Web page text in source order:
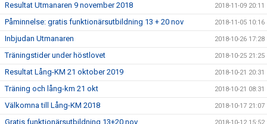
Resultat Utmanaren 9 november 2018 2018-11-09 20:11
Påminnelse: gratis funktionärsutbildning 13 + 20 nov 2018-11-05 10:16
Inbjudan Utmanaren 2018-10-26 17:28
Träningstider under höstlovet 2018-10-25 21:25
Resultat Lång-KM 21 oktober 2019 2018-10-21 20:31
Träning och lång-km 21 okt 2018-10-21 08:31
Välkomna till Lång-KM 2018 2018-10-17 21:07
Gratis funktionärsutbildning 13+20 nov